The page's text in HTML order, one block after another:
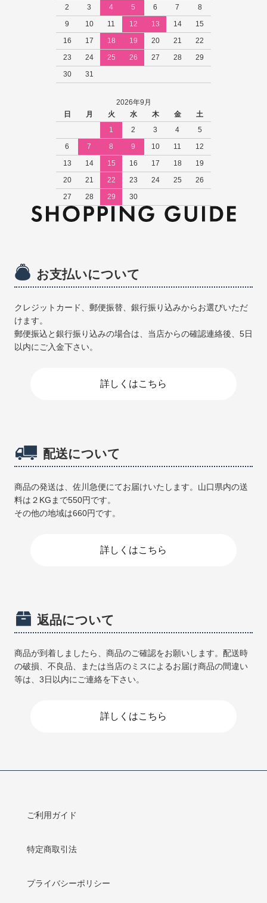
2
3 4 5 6 7
8
9
10 11 12 13 14
15
16
17 18 19 20 21
22
23
24 25 26 27 28
29
30
31
2026年9月
日
月 火 水 木 金
土
1
2 3 4
5
6
7 8 9 10 11
12
13
14 15 16 17 18
19
20
21 22 23 24 25
26
27
28 29 30
お支払いについて
クレジットカード、郵便振替、銀行振り込みからお選びいただ
けます。
郵便振込と銀行振り込みの場合は、当店からの確認連絡後、5日
以内にご入金下さい。
詳しくはこちら
配送について
商品の発送は、佐川急便にてお届けいたします。山口県内の送
料は２KGまで550円です。
その他の地域は660円です。
詳しくはこちら
返品について
商品が到着しましたら、商品のご確認をお願いします。配送時
の破損、不良品、または当店のミスによるお届け商品の間違い
等は、3日以内にご連絡を下さい。
詳しくはこちら
ご利用ガイド
特定商取引法
プライバシーポリシー